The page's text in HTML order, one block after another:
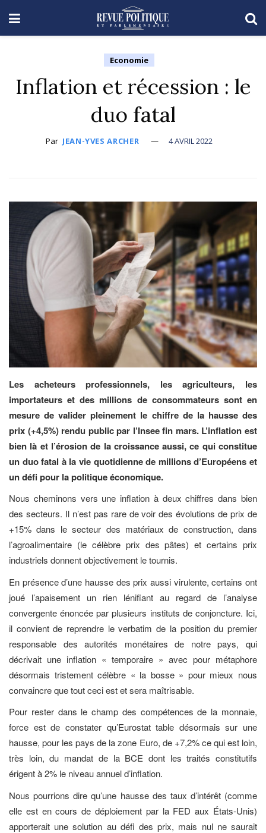
Economie
Inflation et récession : le
duo fatal
Par JEAN-YVES ARCHER 4 AVRIL 2022
Les acheteurs professionnels, les agriculteurs, les
importateurs et des millions de consommateurs sont en
mesure de valider pleinement le chiffre de la hausse des
prix (+4,5%) rendu public par l’Insee fin mars. L’inflation est
bien là et l’érosion de la croissance aussi, ce qui constitue
un duo fatal à la vie quotidienne de millions d’Européens et
un défi pour la politique économique.
Nous cheminons vers une inflation à deux chiffres dans bien
des secteurs. Il n’est pas rare de voir des évolutions de prix de
+15% dans le secteur des matériaux de construction, dans
l’agroalimentaire (le célèbre prix des pâtes) et certains prix
industriels donnent objectivement le tournis.
En présence d’une hausse des prix aussi virulente, certains ont
joué l’apaisement un rien lénifiant au regard de l’analyse
convergente énoncée par plusieurs instituts de conjoncture. Ici,
il convient de reprendre le verbatim de la position du premier
responsable des autorités monétaires de notre pays, qui
décrivait une inflation « temporaire » avec pour métaphore
désormais tristement célèbre « la bosse » pour mieux nous
convaincre que tout ceci est et sera maîtrisable.
Pour rester dans le champ des compétences de la monnaie,
force est de constater qu’Eurostat table désormais sur une
hausse, pour les pays de la zone Euro, de +7,2% ce qui est loin,
très loin, du mandat de la BCE dont les traités constitutifs
érigent à 2% le niveau annuel d’inflation.
Nous pourrions dire qu’une hausse des taux d’intérêt (comme
elle est en cours de déploiement par la FED aux États-Unis)
apporterait une solution au défi des prix, mais nul ne saurait